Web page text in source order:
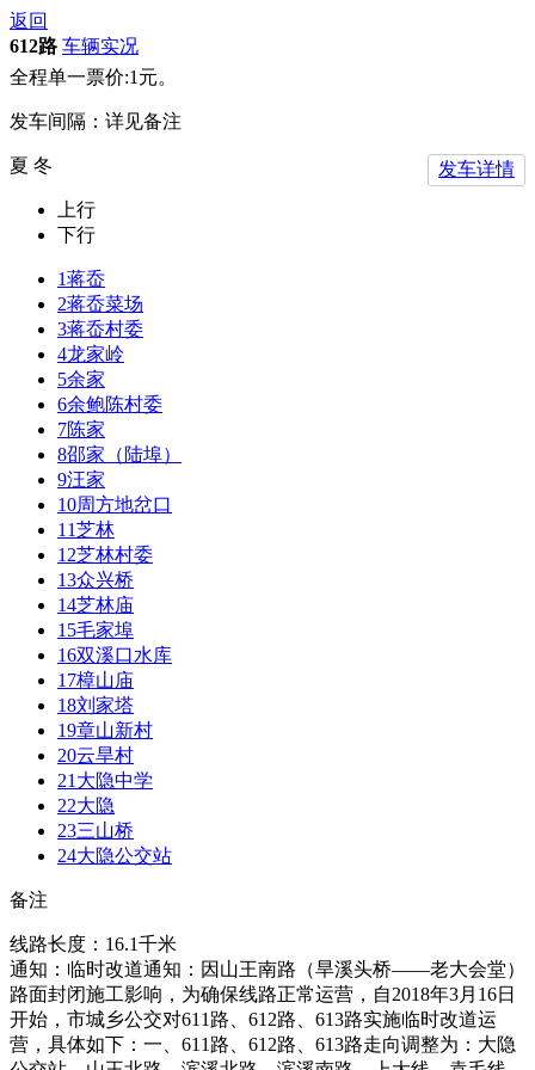
返回
612路 车辆实况
全程单一票价:1元。
发车间隔：详见备注
夏 冬
发车详情
上行
下行
1蒋岙
2蒋岙菜场
3蒋岙村委
4龙家岭
5余家
6余鲍陈村委
7陈家
8邵家（陆埠）
9汪家
10周方地岔口
11芝林
12芝林村委
13众兴桥
14芝林庙
15毛家埠
16双溪口水库
17樟山庙
18刘家塔
19章山新村
20云旱村
21 大隐中学
22大隐
23三山桥
24大隐公交站
备注
线路长度：16.1千米
通知：临时改道通知：因山王南路（旱溪头桥——老大会堂）
路面封闭施工影响，为确保线路正常运营，自2018年3月16日
开始，市城乡公交对611路、612路、613路实施临时改道运
营，具体如下：一、611路、612路、613路走向调整为：大隐